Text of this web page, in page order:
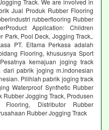
Track. We are involved in
Jual Produk Rubber Flooring
rubberflooring Rubber
Application: Children
Park, Pool Deck, Jogging Track,.
PT. Eltama Perkasa adalah
Flooring, khususnya Sport
kemajuan joging track
pabrik joging m.indonesian
Pilihlah pabrik joging track
Waterproof Synthetic Rubber
Jogging Track, Produsen
Distributor Rubber
Rubber Jogging Track